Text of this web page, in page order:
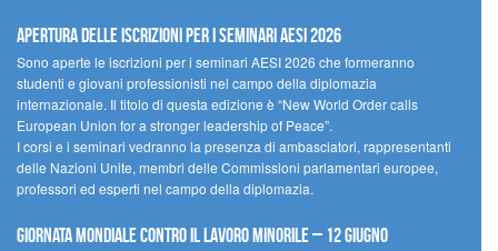
Apertura delle iscrizioni per i seminari AESI 2026
Sono aperte le iscrizioni per i seminari AESI 2026 che formeranno
studenti e giovani professionisti nel campo della diplomazia
internazionale. Il titolo di questa edizione è “New World Order calls
European Union for a stronger leadership of Peace”.
I corsi e i seminari vedranno la presenza di ambasciatori, rappresentanti
delle Nazioni Unite, membri delle Commissioni parlamentari europee,
professori ed esperti nel campo della diplomazia.
Giornata mondiale contro il lavoro minorile – 12 giugno